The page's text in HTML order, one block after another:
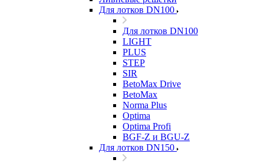
Для лотков DN100
Для лотков DN100
LIGHT
PLUS
STEP
SIR
BetoMax Drive
BetoMax
Norma Plus
Optima
Optima Profi
BGF-Z и BGU-Z
Для лотков DN150